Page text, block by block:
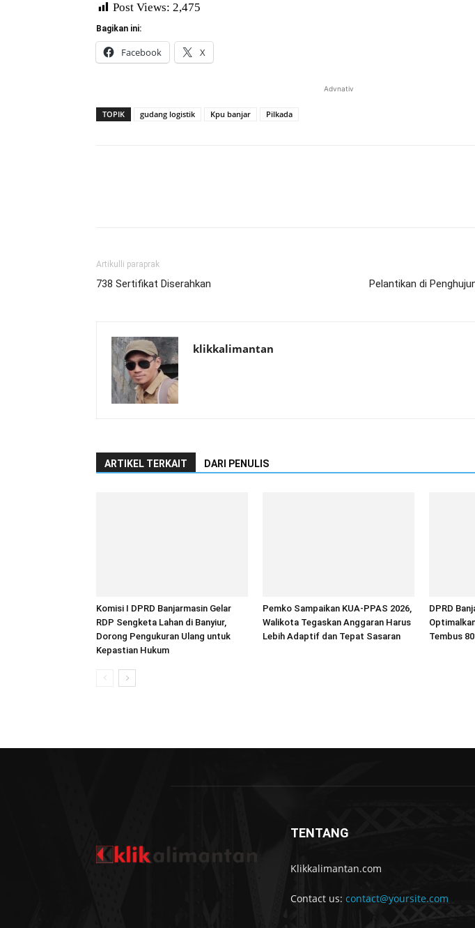
Post Views: 2,475
Bagikan ini:
Facebook X
Advnativ
TOPIK gudang logistik Kpu banjar Pilkada
Artikulli paraprak
738 Sertifikat Diserahkan Pelantikan di
klikkalimantan
ARTIKEL TERKAIT DARI PENULIS
Komisi I DPRD Banjarmasin Gelar
RDP Sengketa Lahan di Banyiur,
Dorong Pengukuran Ulang untuk
Kepastian Hukum
Pemko Sampaikan KUA-PPAS 2026,
Walikota Tegaskan Anggaran Harus
Lebih Adaptif dan Tepat Sasaran
DPRD
Tembus
TENTANG
Klikkalimantan.com
Contact us: contact@yoursite.com